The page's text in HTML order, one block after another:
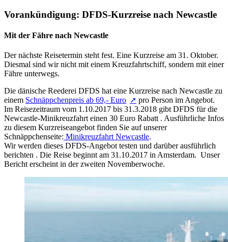
Vorankündigung: DFDS-Kurzreise nach Newcastle
Mit der Fähre nach Newcastle
Der nächste Reisetermin steht fest. Eine Kurzreise am 31. Oktober.
Diesmal sind wir nicht mit einem Kreuzfahrtschiff, sondern mit einer
Fähre unterwegs.
Die dänische Reederei DFDS hat eine Kurzreise nach Newcastle zu
einem Schnäppchenpreis ab 69,- Euro
pro Person im Angebot.
Im Reisezeitraum vom 1.10.2017 bis 31.3.2018 gibt DFDS für die
Newcastle-Minikreuzfahrt einen 30 Euro Rabatt . Ausführliche Infos
zu diesem Kurzreiseangebot finden Sie auf unserer
Schnäppchenseite: Minikreuzfahrt Newcastle.
Wir werden dieses DFDS-Angebot testen und darüber ausführlich
berichten . Die Reise beginnt am 31.10.2017 in Amsterdam. Unser
Bericht erscheint in der zweiten Novemberwoche.